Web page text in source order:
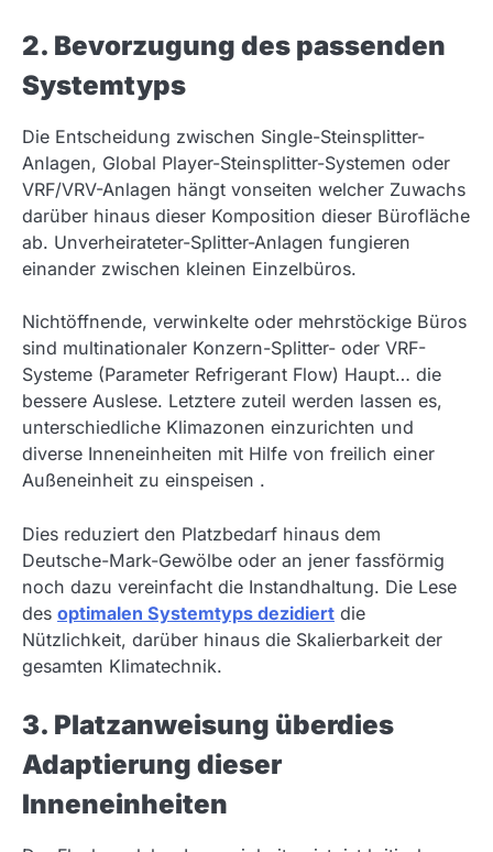
2. Bevorzugung des passenden
Systemtyps
Die Entscheidung zwischen Single-Steinsplitter-
Anlagen, Global Player-Steinsplitter-Systemen oder
VRF/VRV-Anlagen hängt vonseiten welcher Zuwachs
darüber hinaus dieser Komposition dieser Bürofläche
ab. Unverheirateter-Splitter-Anlagen fungieren
einander zwischen kleinen Einzelbüros.
Nichtöffnende, verwinkelte oder mehrstöckige Büros
sind multinationaler Konzern-Splitter- oder VRF-
Systeme (Parameter Refrigerant Flow) Haupt… die
bessere Auslese. Letztere zuteil werden lassen es,
unterschiedliche Klimazonen einzurichten und
diverse Inneneinheiten mit Hilfe von freilich einer
Außeneinheit zu einspeisen .
Dies reduziert den Platzbedarf hinaus dem
Deutsche-Mark-Gewölbe oder an jener fassförmig
noch dazu vereinfacht die Instandhaltung. Die Lese
des optimalen Systemtyps dezidiert die
Nützlichkeit, darüber hinaus die Skalierbarkeit der
gesamten Klimatechnik.
3. Platzanweisung überdies
Adaptierung dieser
Inneneinheiten